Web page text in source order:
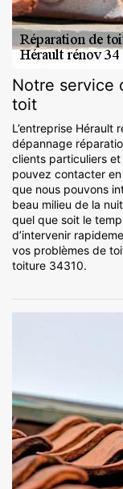
Notre service
toit
L’entreprise Hérault
dépannage
clients particuliers et
pouvez contacter
que nous pouvons
beau milieu de la
quel que soit le
d’intervenir
vos problèmes de
toiture 34310.